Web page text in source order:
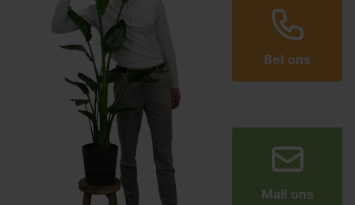
Bel ons
Mail ons